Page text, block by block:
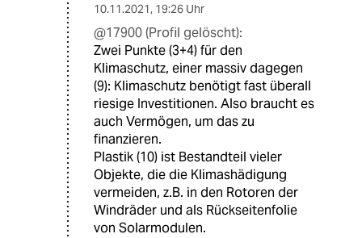
10.11.2021, 19:26 Uhr
@17900 (Profil gelöscht):
Zwei Punkte (3+4) für den
Klimaschutz, einer massiv dagegen
(9): Klimaschutz benötigt fast überall
riesige Investitionen. Also braucht es
auch Vermögen, um das zu
finanzieren.
Plastik (10) ist Bestandteil vieler
Objekte, die die Klimashädigung
vermeiden, z.B. in den Rotoren der
Windräder und als Rückseitenfolie
von Solarmodulen.